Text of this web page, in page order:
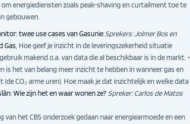
energiediensten zoals peak-shaving en curtailment toe te
gebouwen.
twee use cases van GasunieSprekers: Jolmer Bos en
Gas, Hoe geef je inzicht in de leveringszekerheid situatie
makend o.a. van data die al beschikbaar is in de markt. •
is het van belang meer inzicht te hebben in wanneer gas en
CO₂ arme uren). Hoe maak je dat inzichtelijk en welke data
Wie zijn het en waar wonen ze?Spreker: Carlos de Matos
het CBS onderzoek gedaan naar energiearmoede en een